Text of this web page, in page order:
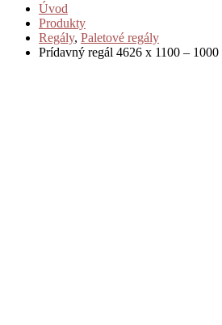
Úvod
Produkty
Regály, Paletové regály
Prídavný regál 4626 x 1100 – 1000